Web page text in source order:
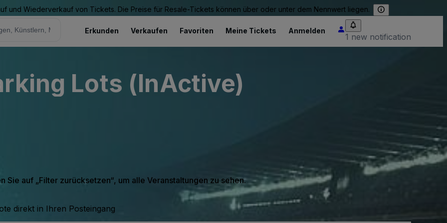
und Wiederverkauf von Tickets. Die Preise für Resale-Tickets können über oder unter dem Nennwert liegen.
Erkunden Verkaufen Favoriten Meine Tickets Anmelden
1 new notification
Lots (InActive)
Sie auf „Filter zurücksetzen“, um alle Veranstaltungen zu sehen.
direkt in Ihren Posteingang